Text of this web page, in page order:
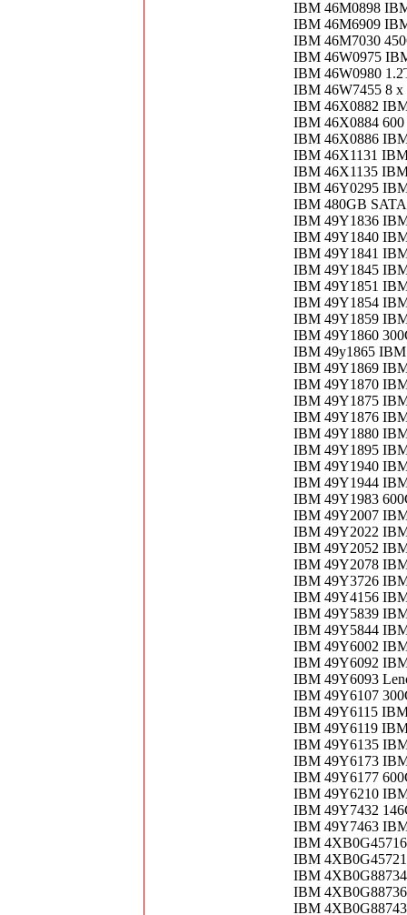
IBM 46M0898
IBM 46M6909
IBM 46M7030
IBM 46W0975
IBM 46W0980
IBM 46W7455 8
IBM 46X0882
IBM 46X0884
IBM 46X0886
IBM 46X1131
IBM 46X1135
IBM 46Y0295
IBM 480GB
IBM 49Y1836
IBM 49Y1840
IBM 49Y1841
IBM 49Y1845
IBM 49Y1851
IBM 49Y1854
IBM 49Y1859
IBM 49Y1860
IBM 49y1865
IBM 49Y1869
IBM 49Y1870
IBM 49Y1875
IBM 49Y1876
IBM 49Y1880
IBM 49Y1895
IBM 49Y1940
IBM 49Y1944
IBM 49Y1983
IBM 49Y2007
IBM 49Y2022
IBM 49Y2052
IBM 49Y2078
IBM 49Y3726
IBM 49Y4156
IBM 49Y5839
IBM 49Y5844
IBM 49Y6002
IBM 49Y6092
IBM 49Y6093
IBM 49Y6107
IBM 49Y6115
IBM 49Y6119
IBM 49Y6135
IBM 49Y6173
IBM 49Y6177
IBM 49Y6210
IBM 49Y7432
IBM 49Y7463
IBM
IBM
IBM
IBM
IBM